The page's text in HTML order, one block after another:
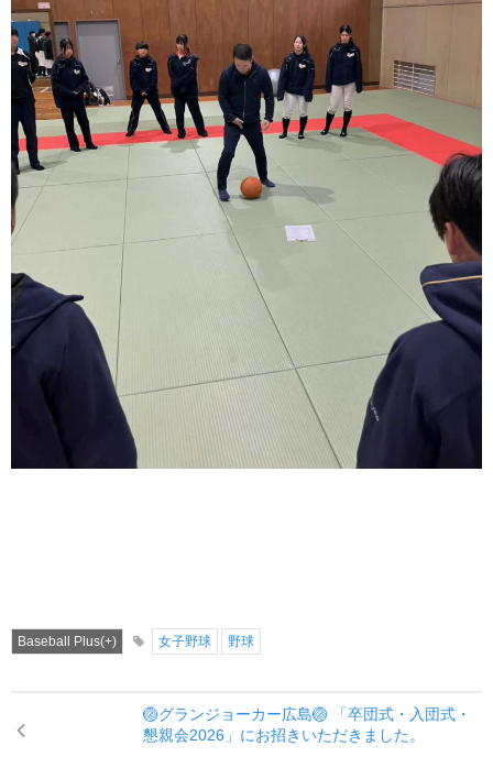
Baseball Plus(+) 女子野球 野球
🏐グランジョーカー広島🏐 「卒団式・入団式・
懇親会2026」にお招きいただきました。